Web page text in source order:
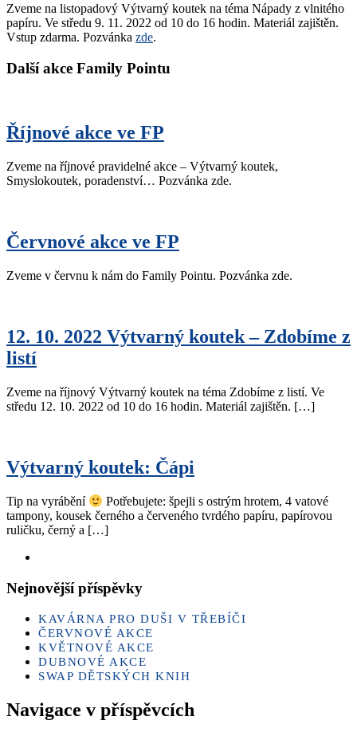
Zveme na listopadový Výtvarný koutek na téma Nápady z vlnitého
papíru. Ve středu 9. 11. 2022 od 10 do 16 hodin. Materiál zajištěn.
Vstup zdarma. Pozvánka zde.
Další akce Family Pointu
Říjnové akce ve FP
Zveme na říjnové pravidelné akce – Výtvarný koutek,
Smyslokoutek, poradenství… Pozvánka zde.
Červnové akce ve FP
Zveme v červnu k nám do Family Pointu. Pozvánka zde.
12. 10. 2022 Výtvarný koutek – Zdobíme z
listí
Zveme na říjnový Výtvarný koutek na téma Zdobíme z listí. Ve
středu 12. 10. 2022 od 10 do 16 hodin. Materiál zajištěn. […]
Výtvarný koutek: Čápi
Tip na vyrábění
Potřebujete: špejli s ostrým hrotem, 4 vatové
tampony, kousek černého a červeného tvrdého papíru, papírovou
ruličku, černý a […]
Nejnovější příspěvky
KAVÁRNA PRO DUŠI V TŘEBÍČI
ČERVNOVÉ AKCE
KVĚTNOVÉ AKCE
DUBNOVÉ AKCE
SWAP DĚTSKÝCH KNIH
Navigace v příspěvcích